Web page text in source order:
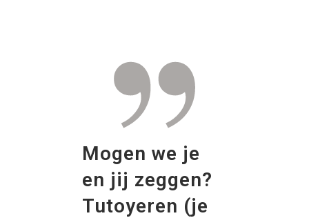
Mogen we je
en jij zeggen?
Tutoyeren (je